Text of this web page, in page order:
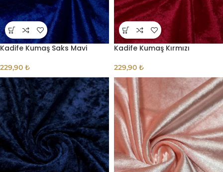
Kadife Kumaş Saks Mavi
229,90 ₺
Kadife Kumaş Kırmızı
229,90 ₺